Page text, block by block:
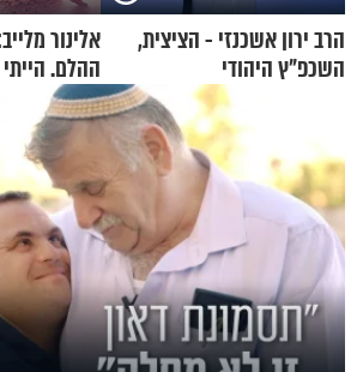
הרב ירון אשכנזי - הציצית,
השכפ"ץ היהודי
אלינור
ההלם.
הבית"